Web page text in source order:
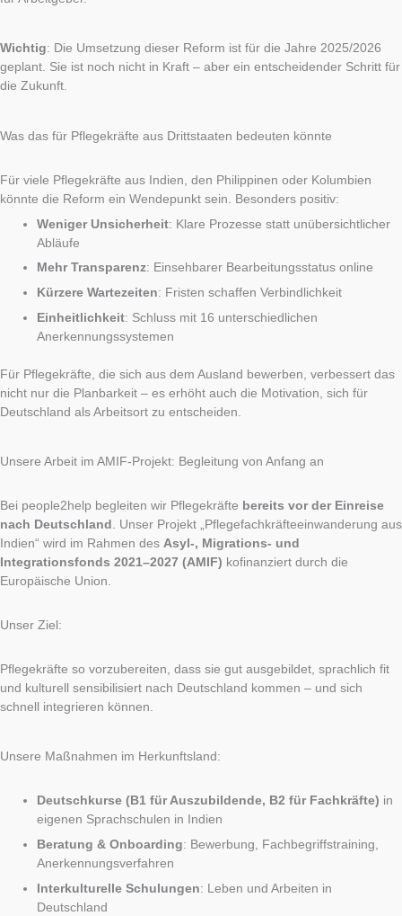
Wichtig: Die Umsetzung dieser Reform ist für die Jahre 2025/2026
geplant. Sie ist noch nicht in Kraft – aber ein entscheidender Schritt für
die Zukunft.
Was das für Pflegekräfte aus Drittstaaten bedeuten könnte
Für viele Pflegekräfte aus Indien, den Philippinen oder Kolumbien
könnte die Reform ein Wendepunkt sein. Besonders positiv:
Weniger Unsicherheit: Klare Prozesse statt unübersichtlicher
Abläufe
Mehr Transparenz: Einsehbarer Bearbeitungsstatus online
Kürzere Wartezeiten: Fristen schaffen Verbindlichkeit
Einheitlichkeit: Schluss mit 16 unterschiedlichen
Anerkennungssystemen
Für Pflegekräfte, die sich aus dem Ausland bewerben, verbessert das
nicht nur die Planbarkeit – es erhöht auch die Motivation, sich für
Deutschland als Arbeitsort zu entscheiden.
Unsere Arbeit im AMIF-Projekt: Begleitung von Anfang an
Bei people2help begleiten wir Pflegekräfte bereits vor der Einreise
nach Deutschland . Unser Projekt „Pflegefachkräfteeinwanderung aus
Indien“ wird im Rahmen des Asyl-, Migrations- und
Integrationsfonds 2021–2027 (AMIF) kofinanziert durch die
Europäische Union.
Unser Ziel:
Pflegekräfte so vorzubereiten, dass sie gut ausgebildet, sprachlich fit
und kulturell sensibilisiert nach Deutschland kommen – und sich
schnell integrieren können.
Unsere Maßnahmen im Herkunftsland:
Deutschkurse (B1 für Auszubildende, B2 für Fachkräfte) in
eigenen Sprachschulen in Indien
Beratung & Onboarding: Bewerbung, Fachbegriffstraining,
Anerkennungsverfahren
Interkulturelle Schulungen: Leben und Arbeiten in
Deutschland